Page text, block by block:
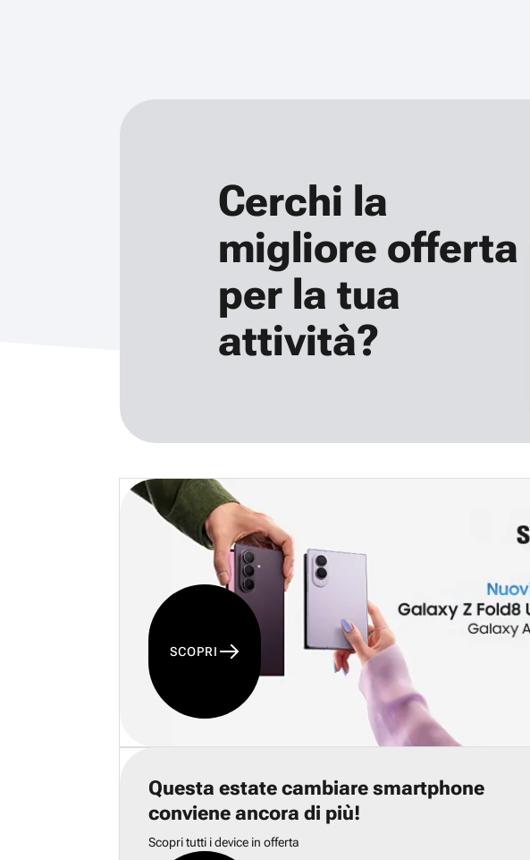
Cerchi la
migliore offerta
per la tua
attività?
SCOPRI
Questa estate cambiare smartphone
conviene ancora di più!
Scopri tutti i device in offerta